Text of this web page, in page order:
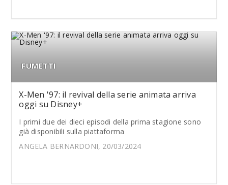
FUMETTI
X-Men '97: il revival della serie animata arriva
oggi su Disney+
I primi due dei dieci episodi della prima stagione sono
già disponibili sulla piattaforma
ANGELA BERNARDONI, 20/03/2024